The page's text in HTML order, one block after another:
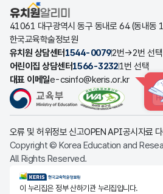
유치원알리미
41061 대구광역시 동구 동내로 64 (동내동
한국교육학술정보원
유치원 상담센터 1544-00792번→2번 선택
어린이집 상담센터1566-32321번 선택
대표 이메일e-csinfo@keris.or.kr
오류 및 허위정보 신고OPEN API공시자료
Copyright © Korea Education and
All Rights Reserved.
KERIS한국교육학술정보원
이 누리집은 정부 산하기관 누리집입니다.